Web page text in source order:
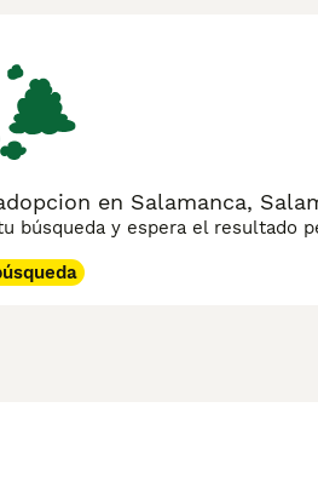
en Salamanca,
búsqueda y espera el resultado